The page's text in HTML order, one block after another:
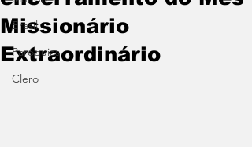
Brasil
Paróquias
Clero
Missionário
Extraordinário